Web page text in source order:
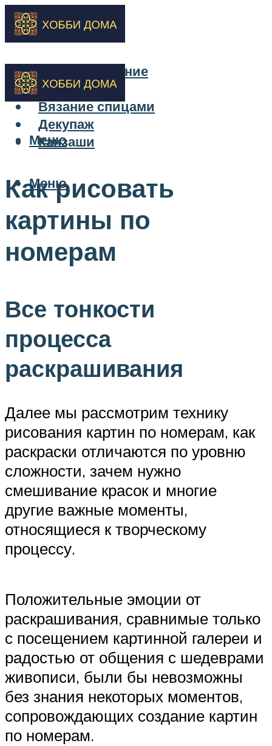
Бисероплетение
Вышивка
Вязание спицами
Декупаж
Канзаши
Меню
Меню
Как рисовать
картины по
номерам
Все тонкости
процесса
раскрашивания
Далее мы рассмотрим технику
рисования картин по номерам, как
раскраски отличаются по уровню
сложности, зачем нужно
смешивание красок и многие
другие важные моменты,
относящиеся к творческому
процессу.
Положительные эмоции от
раскрашивания, сравнимые только
с посещением картинной галереи и
радостью от общения с шедеврами
живописи, были бы невозможны
без знания некоторых моментов,
сопровождающих создание картин
по номерам.